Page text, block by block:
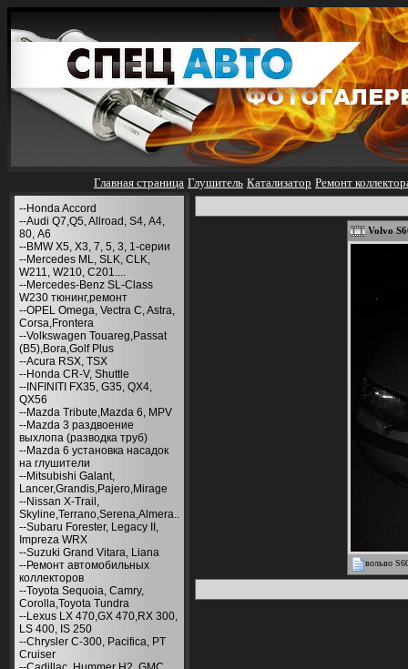
Главная страница Глушитель Катализатор Ремонт
--Honda Accord
--Audi Q7,Q5, Allroad, S4, А4,
80, A6
--BMW X5, X3, 7, 5, 3, 1-серии
--Mercedes ML, SLK, CLK,
W211, W210, С201....
--Mercedes-Benz SL-Class
W230 тюнинг,ремонт
--OPEL Omega, Vectra C, Astra,
Corsa,Frontera
--Volkswagen Touareg,Passat
(B5),Bora,Golf Plus
--Acura RSX, TSX
--Honda CR-V, Shuttle
--INFINITI FX35, G35, QX4,
QX56
--Mazda Tribute,Mazda 6, MPV
--Mazda 3 раздвоение
выхлопа (разводка труб)
--Mazda 6 установка насадок
на глушители
--Mitsubishi Galant,
Lancer,Grandis,Pajero,Mirage
--Nissan X-Trail,
Skyline,Terrano,Serena,Almera..
--Subaru Forester, Legacy II,
Impreza WRX
--Suzuki Grand Vitara, Liana
--Ремонт автомобильных
коллекторов
--Toyota Sequoia, Camry,
Corolla,Toyota Tundra
--Lexus LX 470,GX 470,RX 300,
LS 400, IS 250
--Chrysler С-300, Pacifica, PT
Cruiser
Volvo
вольво